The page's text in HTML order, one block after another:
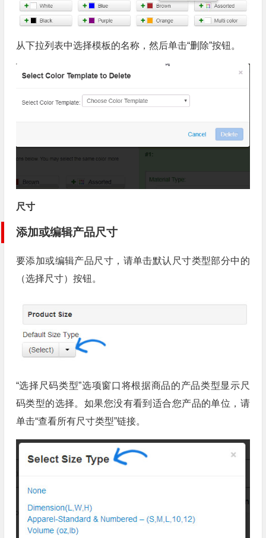
从下拉列表中选择模板的名称，然后单击“删除”按钮。
尺寸
添加或编辑产品尺寸
要添加或编辑产品尺寸，请单击默认尺寸类型部分中的
（选择尺寸）按钮。
“选择尺码类型”选项窗口将根据商品的产品类型显示尺
码类型的选择。如果您没有看到适合您产品的单位，请
单击“查看所有尺寸类型”链接。